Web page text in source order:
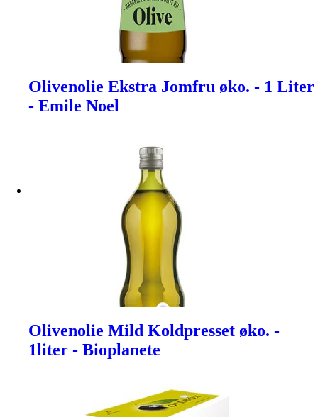
Olivenolie Ekstra Jomfru øko. - 1 Liter
- Emile Noel
Olivenolie Mild Koldpresset øko. -
1liter - Bioplanete